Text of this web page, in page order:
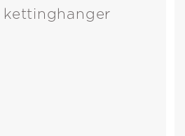
kettinghanger